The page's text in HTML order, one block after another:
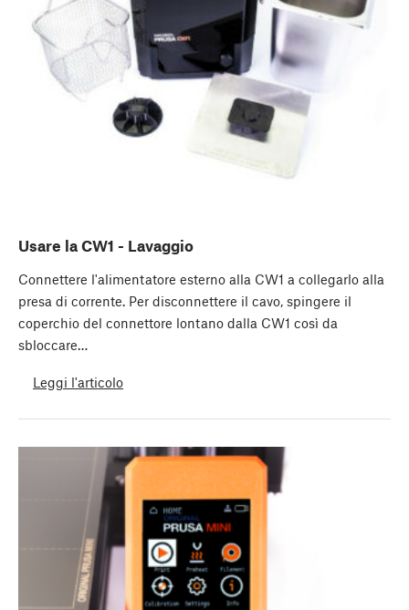
Usare la CW1 - Lavaggio
Connettere ​l'alimentatore esterno​ alla CW1 a collegarlo alla
presa di corrente. Per disconnettere il cavo, spingere il
coperchio del connettore lontano dalla CW1 così da
sbloccare…
Leggi l'articolo